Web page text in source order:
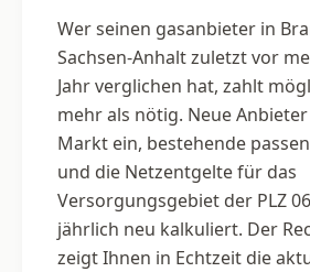
Wer seinen gasanbieter in
Sachsen-Anhalt zuletzt vor
Jahr verglichen hat, zahlt
mehr als nötig. Neue
Markt ein, bestehende
und die Netzentgelte für das
Versorgungsgebiet der PLZ
jährlich neu kalkuliert. Der
zeigt Ihnen in Echtzeit die